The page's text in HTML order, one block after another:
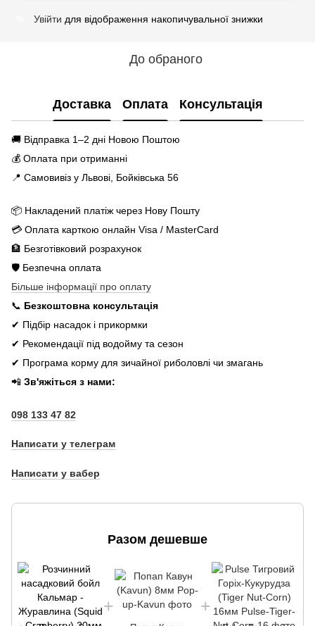
Увійти для відображення накопичувальної знижки
До обраного
Доставка Оплата Консультація
🚚 Відправка 1–2 дні Новою Поштою
💰 Оплата при отриманні
📍 Самовивіз у Львові, Бойківська 56
📦 Накладений платіж через Нову Пошту
💳 Оплата карткою онлайн Visa / MasterCard
🏦 Безготівковий розрахунок
🛡️ Безпечна оплата
Більше інформації про оплату
📞 Безкоштовна консультація
✔ Підбір насадок і прикормки
✔ Рекомендації під водойму та сезон
✔ Програма корму для зичайної риболовлі чи змагань
📲 Зв'яжіться з нами:
098 133 47 82
Написати у телеграм
Написати у вабер
Разом дешевше